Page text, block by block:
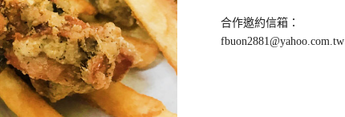
合作邀約信箱：
fbuon2881@yahoo.com.tw